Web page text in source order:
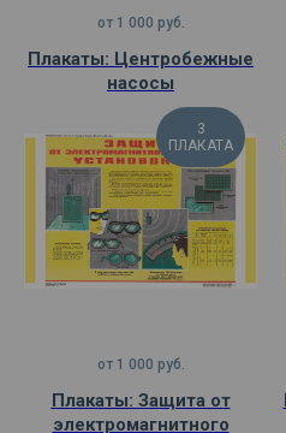
от 1 000 руб.
Плакаты: Центробежные
насосы
3
ПЛАКАТА
от 1 000 руб.
Плакаты: Защита от
электромагнитного